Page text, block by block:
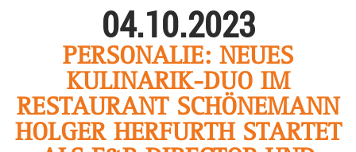
04.10.2023
PERSONALIE: NEUES
KULINARIK-DUO IM
RESTAURANT SCHÖNEMANN
HOLGER HERFURTH STARTET